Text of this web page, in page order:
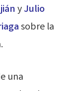
yJulio
sobre la
una